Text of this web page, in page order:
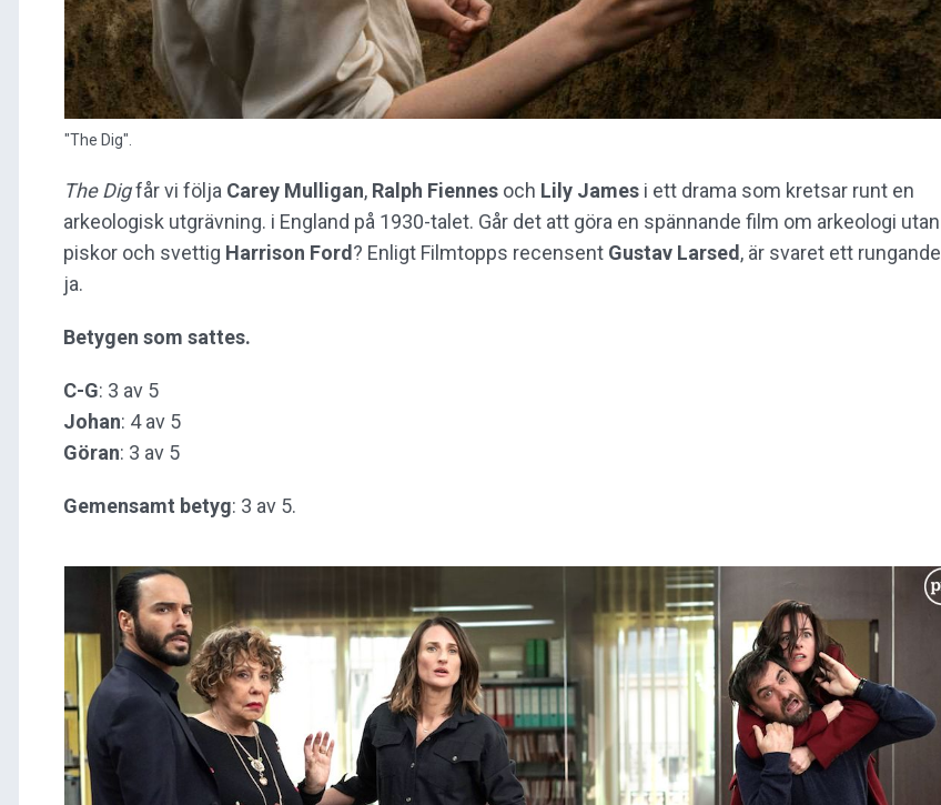
"The Dig".
The Digfår vi följa Carey Mulligan, Ralph Fiennes och Lily James i ett drama som kretsar runt en
arkeologisk utgrävning. i England på 1930-talet. Går det att göra en spännande film om arkeologi utan
piskor och svettig Harrison Ford ? Enligt Filmtopps recensent Gustav Larsed , är svaret ett rungande
ja.
Betygen som sattes.
C-G: 3 av 5
Johan: 4 av 5
Göran: 3 av 5
Gemensamt betyg: 3 av 5.